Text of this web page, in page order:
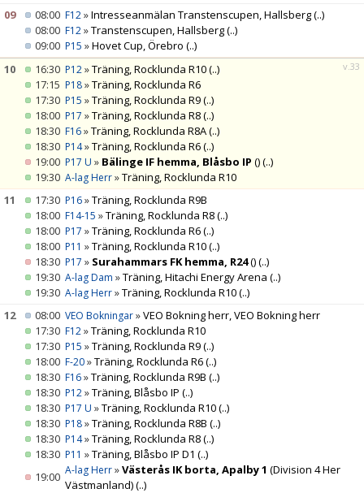
09
08:00 F12»Intresseanmälan Transtenscupen, Hallsberg(..)
08:00 F12»Transtenscupen, Hallsberg(..)
09:00 P15 »Hovet Cup, Örebro (..)
v.33
10 16:30 P12»Träning, Rocklunda R10(..)
17:15 P18»Träning, Rocklunda R6
17:30 P15 »Träning, Rocklunda R9(..)
18:00 P17 »Träning, Rocklunda R8(..)
18:30 F16»Träning, Rocklunda R8A(..)
18:30 P14»Träning, Rocklunda R6(..)
19:00 P17 U » Bälinge IF hemma, Blåsbo IP ()(..)
19:30 A-lag Herr»Träning, Rocklunda R10
11
17:30 P16»Träning, Rocklunda R9B
18:00 F14-15 »Träning, Rocklunda R8(..)
18:00 P17 »Träning, Rocklunda R6(..)
18:00 P11 »Träning, Rocklunda R10(..)
18:30 P17 » Surahammars FK hemma, R24()(..)
19:30 A-lag Dam »Träning, Hitachi Energy Arena (..)
19:30 A-lag Herr»Träning, Rocklunda R10(..)
12
08:00 VEO Bokningar»VEO Bokning herr, VEO Bokning herr
17:30 F12»Träning, Rocklunda R10
17:30 P15 »Träning, Rocklunda R9(..)
18:00 F-20»Träning, Rocklunda R6(..)
18:30 F16»Träning, Rocklunda R9B (..)
18:30 P12»Träning, Blåsbo IP (..)
18:30 P17 U »Träning, Rocklunda R10(..)
18:30 P18»Träning, Rocklunda R8B (..)
18:30 P14»Träning, Rocklunda R8(..)
18:30 P11 »Träning, Blåsbo IP D1 (..)
19:00 A-lag Herr»Västerås IK borta, Apalby 1 (Division 4 Her
Västmanland)(..)